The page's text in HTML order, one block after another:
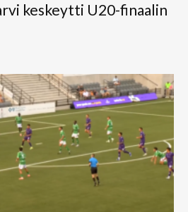
keskeytti U20-finaalin